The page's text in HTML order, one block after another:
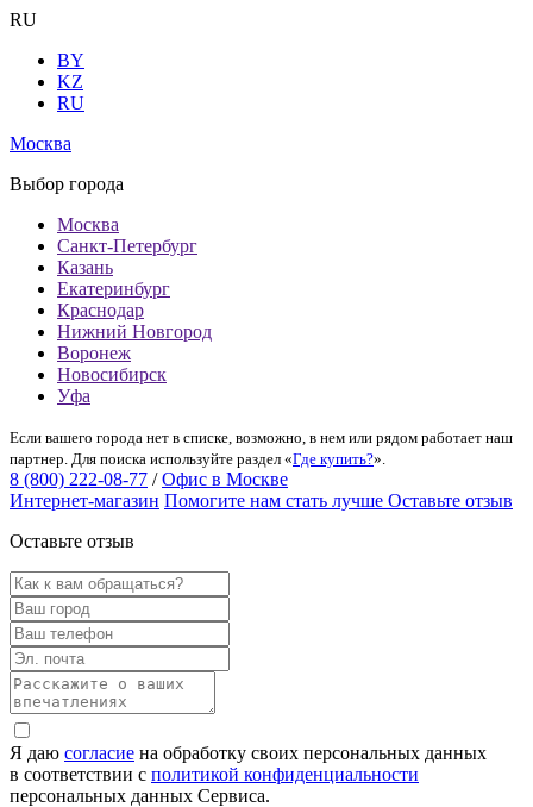
RU
BY
KZ
RU
Москва
Выбор города
Москва
Санкт-Петербург
Казань
Екатеринбург
Краснодар
Нижний Новгород
Воронеж
Новосибирск
Уфа
Если вашего города нет в списке, возможно, в нем или рядом работает наш
партнер. Для поиска используйте раздел «Где купить?».
8 (800) 222-08-77 / Офис в Москве
Интернет-магазин Помогите нам стать лучше Оставьте отзыв
Оставьте отзыв
Я даю согласие на обработку своих персональных данных
в соответствии с политикой конфиденциальности
персональных данных Сервиса.